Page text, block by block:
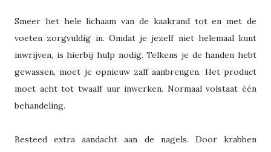
Smeer het hele lichaam van de kaakrand tot en met de
voeten zorgvuldig in. Omdat je jezelf niet helemaal kunt
inwrijven, is hierbij hulp nodig. Telkens je de handen hebt
gewassen, moet je opnieuw zalf aanbrengen. Het product
moet acht tot twaalf uur inwerken. Normaal volstaat één
behandeling.
Besteed extra aandacht aan de nagels. Door krabben